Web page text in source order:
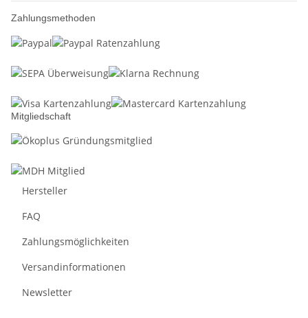
Zahlungsmethoden
Mitgliedschaft
Hersteller
FAQ
Zahlungsmöglichkeiten
Versandinformationen
Newsletter